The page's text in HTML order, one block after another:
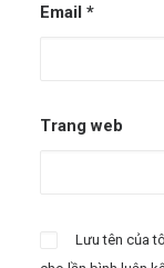
Email *
Trang web
Lưu tên của